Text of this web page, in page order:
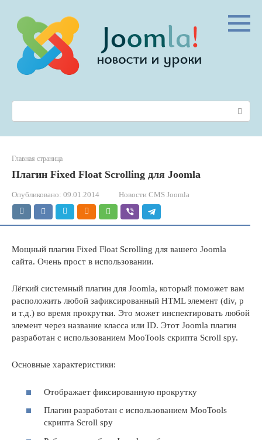
контенту
Главная страница
Плагин Fixed Float Scrolling для Joomla
Опубликовано: 09.01.2014 Новости CMS Joomla
Мощный плагин Fixed Float Scrolling для вашего Joomla
сайта. Очень прост в использовании.
Лёгкий системный плагин для Joomla, который поможет вам
расположить любой зафиксированный HTML элемент (div, p
и т.д.) во время прокрутки. Это может инспектировать любой
элемент через название класса или ID. Этот Joomla плагин
разработан с использованием MooTools скрипта Scroll spy.
Основные характеристики:
Отображает фиксированную прокрутку
Плагин разработан с использованием MooTools
скрипта Scroll spy